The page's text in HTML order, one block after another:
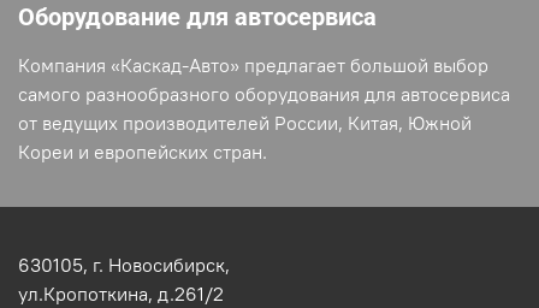
Оборудование для автосервиса
Компания «Каскад-Авто» предлагает большой выбор
самого разнообразного оборудования для автосервиса
от ведущих производителей России, Китая, Южной
Кореи и европейских стран.
630105, г. Новосибирск,
ул.Кропоткина, д.261/2